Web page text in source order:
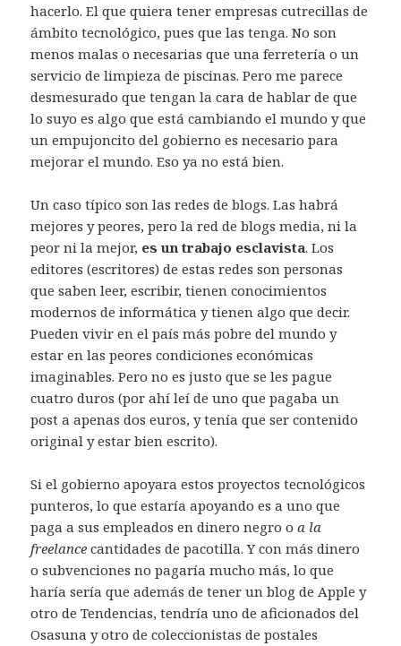
hacerlo. El que quiera tener empresas cutrecillas de
ámbito tecnológico, pues que las tenga. No son
menos malas o necesarias que una ferretería o un
servicio de limpieza de piscinas. Pero me parece
desmesurado que tengan la cara de hablar de que
lo suyo es algo que está cambiando el mundo y que
un empujoncito del gobierno es necesario para
mejorar el mundo. Eso ya no está bien.
Un caso típico son las redes de blogs. Las habrá
mejores y peores, pero la red de blogs media, ni la
peor ni la mejor, es un trabajo esclavista. Los
editores (escritores) de estas redes son personas
que saben leer, escribir, tienen conocimientos
modernos de informática y tienen algo que decir.
Pueden vivir en el país más pobre del mundo y
estar en las peores condiciones económicas
imaginables. Pero no es justo que se les pague
cuatro duros (por ahí leí de uno que pagaba un
post a apenas dos euros, y tenía que ser contenido
original y estar bien escrito).
Si el gobierno apoyara estos proyectos tecnológicos
punteros, lo que estaría apoyando es a uno que
paga a sus empleados en dinero negro oa la
freelance cantidades de pacotilla. Y con más dinero
o subvenciones no pagaría mucho más, lo que
haría sería que además de tener un blog de Apple y
otro de Tendencias, tendría uno de aficionados del
Osasuna y otro de coleccionistas de postales